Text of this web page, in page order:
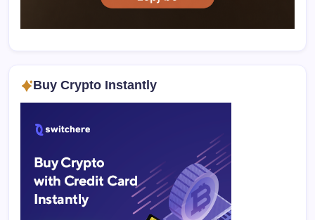
Buy Crypto Instantly